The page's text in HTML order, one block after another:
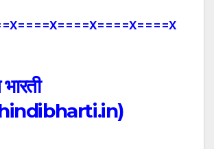
)